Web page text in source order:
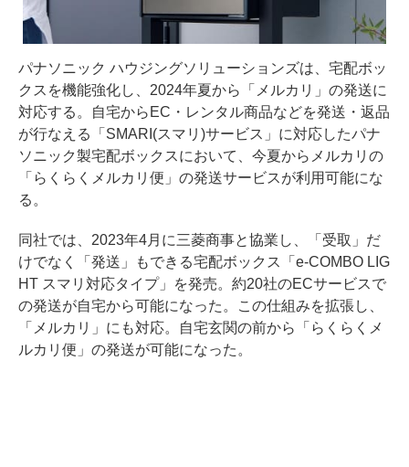
パナソニック ハウジングソリューションズは、宅配ボッ
クスを機能強化し、2024年夏から「メルカリ」の発送に
対応する。自宅からEC・レンタル商品などを発送・返品
が行なえる「SMARI(スマリ)サービス」に対応したパナ
ソニック製宅配ボックスにおいて、今夏からメルカリの
「らくらくメルカリ便」の発送サービスが利用可能にな
る。
同社では、2023年4月に三菱商事と協業し、「受取」だ
けでなく「発送」もできる宅配ボックス「e-COMBO LIG
HT スマリ対応タイプ」を発売。約20社のECサービスで
の発送が自宅から可能になった。この仕組みを拡張し、
「メルカリ」にも対応。自宅玄関の前から「らくらくメ
ルカリ便」の発送が可能になった。